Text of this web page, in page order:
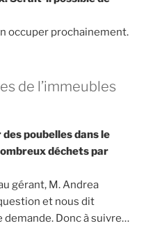
occuper prochainement.
de l’immeubles
poubelles dans le
déchets par
gérant, M. Andrea
et nous dit
Donc à suivre…